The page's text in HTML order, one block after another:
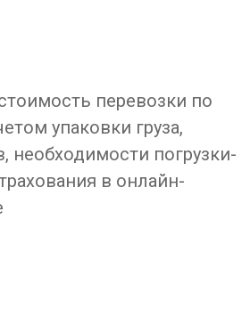
перевозки по
упаковки груза,
необходимости погрузки-
в онлайн-